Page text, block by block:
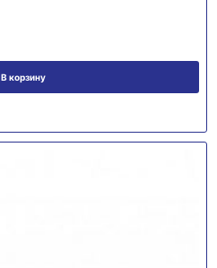
В корзину